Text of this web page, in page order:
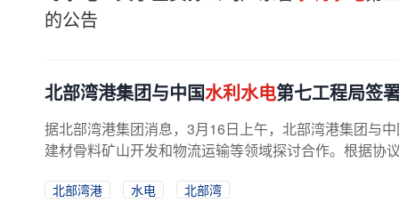
的公告
北部湾港集团与中国水利水电第七工程局签
据北部湾港集团消息，3月16日上午，北部湾港集团与
建材骨料矿山开发和物流运输等领域探讨合作。根据协
北部湾港 水电
北部湾